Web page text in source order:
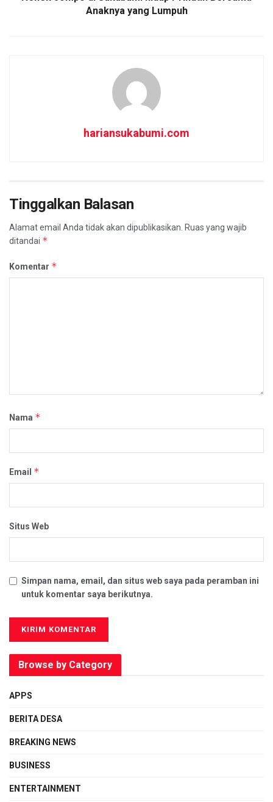
Anaknya yang Lumpuh
hariansukabumi.com
Tinggalkan Balasan
Alamat email Anda tidak akan dipublikasikan. Ruas yang wajib
ditandai *
Komentar *
Nama *
Email *
Situs Web
Simpan nama, email, dan situs web saya pada peramban ini
untuk komentar saya berikutnya.
Browse by Category
APPS
BERITA DESA
BREAKING NEWS
BUSINESS
ENTERTAINMENT